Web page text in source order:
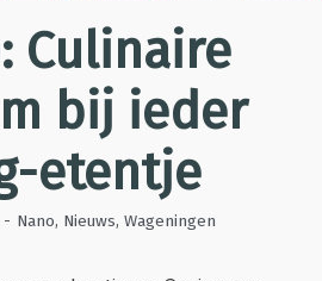
Culinaire
bij ieder
etentje
- Nano, Nieuws, Wageningen